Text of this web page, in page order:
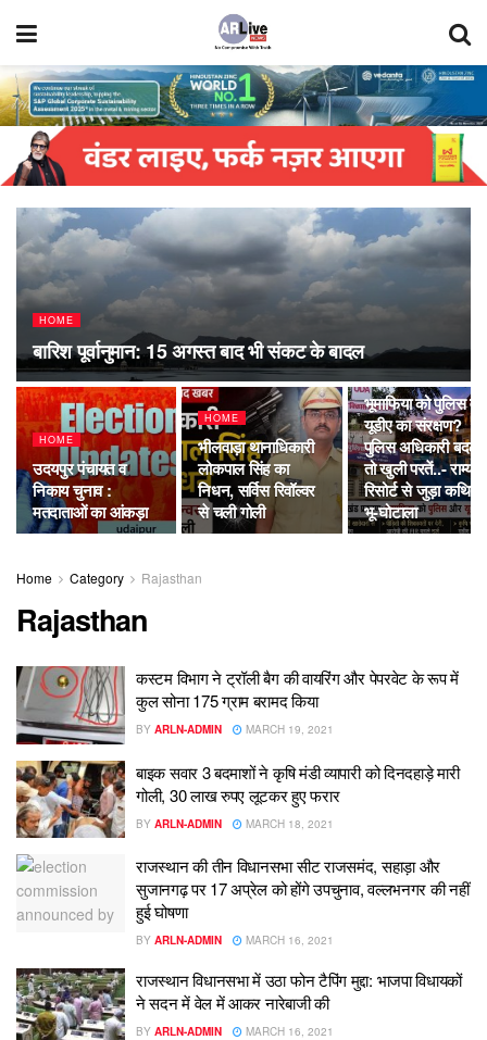
HOME
बारिश पूर्वानुमान: 15 अगस्त बाद भी संकट के बादल
HOME
उदयपुर पंचायत व
निकाय चुनाव :
मतदाताओं का आंकड़ा
HOME
भीलवाड़ा थानाधिकारी
लोकपाल सिंह का
निधन, सर्विस रिवॉल्वर
से चली गोली
भूमाफिया को पुलिस व
यूडीए का संरक्षण?
पुलिस अधिकारी बदले
तो खुली परतें..- राम्या
रिसोर्ट से जुड़ा कथित
भू-घोटाला
Home Category Rajasthan
Rajasthan
कस्टम विभाग ने ट्रॉली बैग की वायरिंग और पेपरवेट के रूप में
कुल सोना 175 ग्राम बरामद किया
BY ARLN-ADMIN MARCH 19, 2021
बाइक सवार 3 बदमाशों ने कृषि मंडी व्यापारी को दिनदहाड़े मारी
गोली, 30 लाख रुपए लूटकर हुए फरार
BY ARLN-ADMIN MARCH 18, 2021
राजस्थान की तीन विधानसभा सीट राजसमंद, सहाड़ा और
सुजानगढ़ पर 17 अप्रेल को होंगे उपचुनाव, वल्लभनगर की नहीं
हुई घोषणा
BY ARLN-ADMIN MARCH 16, 2021
राजस्थान विधानसभा में उठा फोन टैपिंग मुद्दा: भाजपा विधायकों
ने सदन में वेल में आकर नारेबाजी की
BY ARLN-ADMIN MARCH 16, 2021